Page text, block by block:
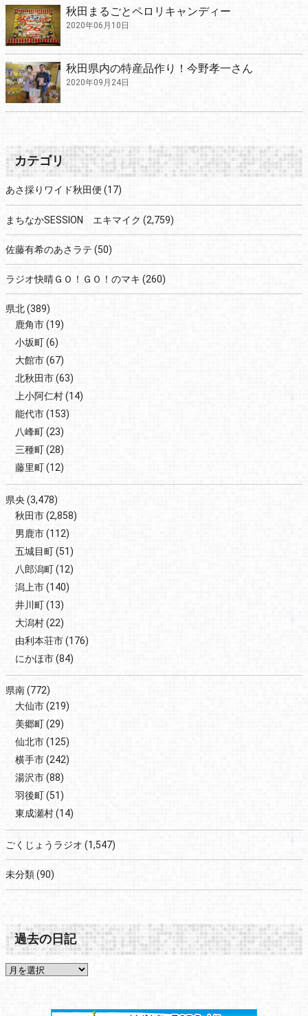
秋田まるごとペロリキャンディー
2020年06月10日
秋田県内の特産品作り！今野孝一さん
2020年09月24日
カテゴリ
あさ採りワイド秋田便 (17)
まちなかSESSION エキマイク (2,759)
佐藤有希のあさラテ (50)
ラジオ快晴ＧＯ！ＧＯ！のマキ (260)
県北(389)
鹿角市(19)
小坂町(6)
大館市(67)
北秋田市(63)
上小阿仁村(14)
能代市(153)
八峰町(23)
三種町(28)
藤里町(12)
県央(3,478)
秋田市(2,858)
男鹿市(112)
五城目町(51)
八郎潟町(12)
潟上市(140)
井川町(13)
大潟村(22)
由利本荘市(176)
にかほ市(84)
県南(772)
大仙市(219)
美郷町(29)
仙北市(125)
横手市(242)
湯沢市(88)
羽後町(51)
東成瀬村(14)
ごくじょうラジオ (1,547)
未分類(90)
過去の日記